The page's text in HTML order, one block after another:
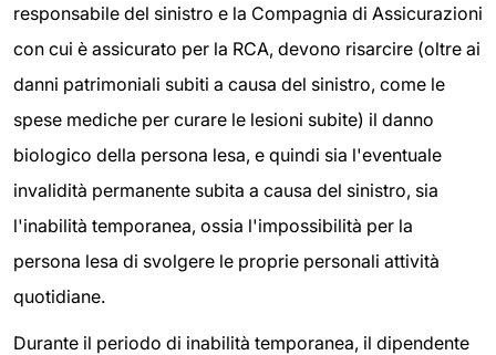
responsabile del sinistro e la Compagnia di Assicurazioni
con cui è assicurato per la RCA, devono risarcire (oltre ai
danni patrimoniali subiti a causa del sinistro, come le
spese mediche per curare le lesioni subite) il danno
biologico della persona lesa, e quindi sia l'eventuale
invalidità permanente subita a causa del sinistro, sia
l'inabilità temporanea, ossia l'impossibilità per la
persona lesa di svolgere le proprie personali attività
quotidiane.
Durante il periodo di inabilità temporanea, il dipendente